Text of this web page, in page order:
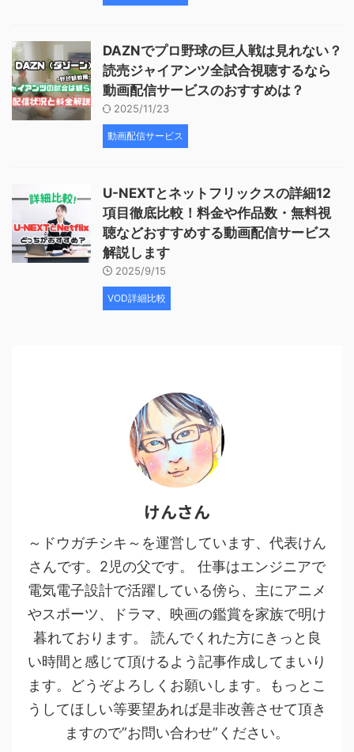
DAZNでプロ野球の巨人戦は見れない？
読売ジャイアンツ全試合視聴するなら
動画配信サービスのおすすめは？
2025/11/23
動画配信サービス
U-NEXTとネットフリックスの詳細12
項目徹底比較！料金や作品数・無料視
聴などおすすめする動画配信サービス
解説します
2025/9/15
VOD詳細比較
けんさん
～ドウガチシキ～を運営しています、代表けん
さんです。2児の父です。 仕事はエンジニアで
電気電子設計で活躍している傍ら、主にアニメ
やスポーツ、ドラマ、映画の鑑賞を家族で明け
暮れております。 読んでくれた方にきっと良
い時間と感じて頂けるよう記事作成してまいり
ます。どうぞよろしくお願いします。もっとこ
うしてほしい等要望あれば是非改善させて頂き
ますので”お問い合わせ”ください。